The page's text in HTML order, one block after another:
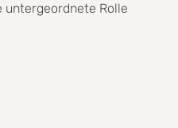
untergeordnete Rolle